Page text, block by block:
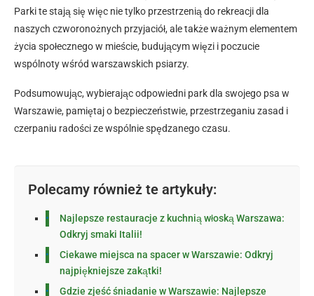
Parki te stają się więc nie tylko przestrzenią do rekreacji dla
naszych czworonożnych przyjaciół, ale także ważnym elementem
życia społecznego w mieście, budującym więzi i poczucie
wspólnoty wśród warszawskich psiarzy.
Podsumowując, wybierając odpowiedni park dla swojego psa w
Warszawie, pamiętaj o bezpieczeństwie, przestrzeganiu zasad i
czerpaniu radości ze wspólnie spędzanego czasu.
Polecamy również te artykuły:
Najlepsze restauracje z kuchnią włoską Warszawa:
Odkryj smaki Italii!
Ciekawe miejsca na spacer w Warszawie: Odkryj
najpiękniejsze zakątki!
Gdzie zjeść śniadanie w Warszawie: Najlepsze